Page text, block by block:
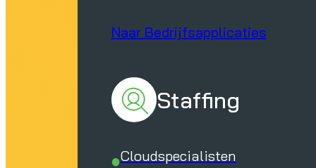
Naar Bedrijfsapplicaties
Staffing
Cloudspecialisten